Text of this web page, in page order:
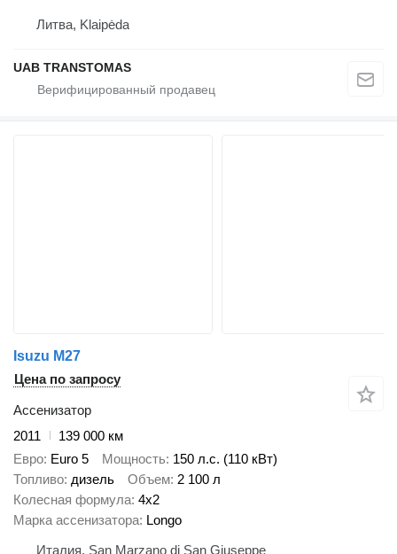
Литва, Klaipėda
UAB TRANSTOMAS
Isuzu M27
Цена по запросу
Ассенизатор
2011
139 000 км
Евро Euro 5 Мощность 150 л.с. (110 кВт)
Топливо дизель Объем 2 100 л
Колесная формула 4x2
Марка ассенизатора Longo
Италия, San Marzano di San Giuseppe